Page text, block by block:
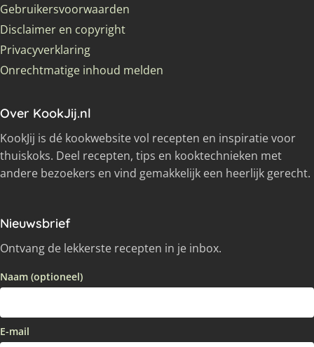
Gebruikersvoorwaarden
Disclaimer en copyright
Privacyverklaring
Onrechtmatige inhoud melden
Over KookJij.nl
KookJij is dé kookwebsite vol recepten en inspiratie voor
thuiskoks. Deel recepten, tips en kooktechnieken met
andere bezoekers en vind gemakkelijk een heerlijk gerecht.
Nieuwsbrief
Ontvang de lekkerste recepten in je inbox.
Naam (optioneel)
E-mail